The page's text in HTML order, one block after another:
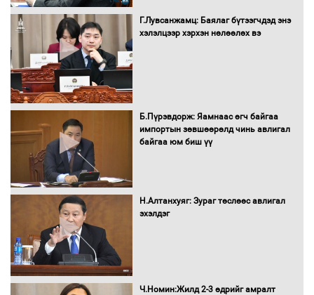
Монгол Улс “COP17”-д “Тал хээрийн
төлөвлөгөө”-гөө танилцуулна
худалдан авах журмыг баталлаа
шилжиж, найр наадам, зөвлөгөөн,
гадаад томилолтыг хориглолоо
Г.Лувсанжамц: Баялаг бүтээгчдэд энэ
хэлэлцээр хэрхэн нөлөөлөх вэ
Б.Пүрэвдорж: Яамнаас өгч байгаа
импортын зөвшөөрөлд чинь авлигал
байгаа юм биш үү
Н.Алтанхуяг: Зураг төслөөс авлигал
эхэлдэг
Ч.Номин:Жилд 2-3 өдрийг амралт